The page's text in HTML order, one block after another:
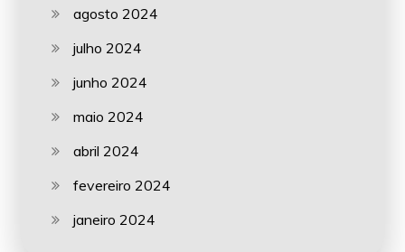
agosto 2024
julho 2024
junho 2024
maio 2024
abril 2024
fevereiro 2024
janeiro 2024